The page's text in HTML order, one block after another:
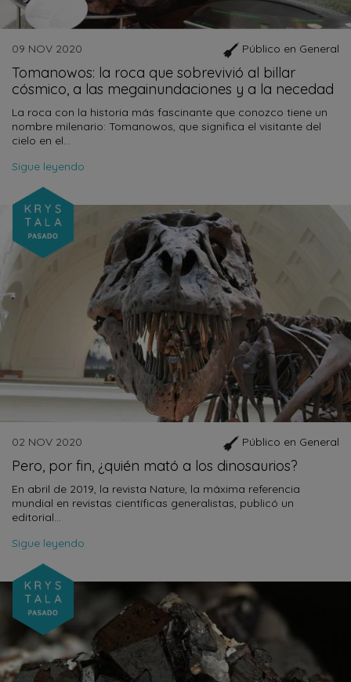
09 NOV 2020 Público en General
Tomanowos: la roca que sobrevivió al billar
cósmico, a las megainundaciones y a la necedad
La roca con la historia más fascinante que conozco tiene un
nombre milenario: Tomanowos, que significa el visitante del
cielo en el…
Sigue leyendo
02 NOV 2020 Público en General
Pero, por fin, ¿quién mató a los dinosaurios?
En abril de 2019, la revista Nature, la máxima referencia
mundial en revistas científicas generalistas, publicó un
editorial…
Sigue leyendo